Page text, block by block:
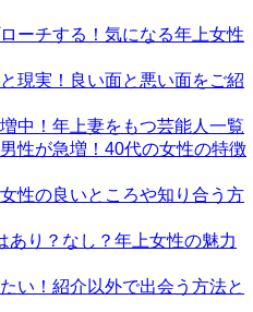
ーチする！気になる年上女性
現実！良い面と悪い面をご紹
中！年上妻をもつ芸能人一覧
性が急増！40代の女性の特徴
性の良いところや知り合う方
あり？なし？年上女性の魅力
い！紹介以外で出会う方法と